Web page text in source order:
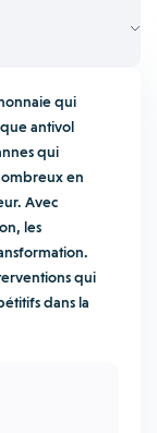
qui
antivol
qui
en
Avec
les
qui
dans la